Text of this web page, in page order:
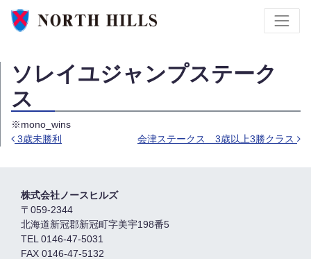
ソレイユジャンプステーク
ス
※mono_wins
3歳未勝利 会津ステークス 3歳以上3勝クラス
株式会社ノースヒルズ
〒059-2344
北海道新冠郡新冠町字美宇198番5
TEL 0146-47-5031
FAX 0146-47-5132